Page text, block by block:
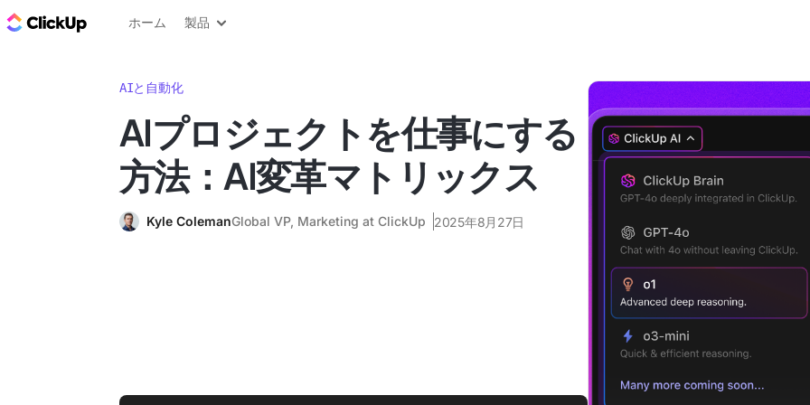
ClickUp ブログ
ホーム 製品
AIと自動化
AIプロジェクトを仕事にする
方法：AI変革マトリックス
Kyle ColemanGlobal VP, Marketing at ClickUp 2025年8月27日